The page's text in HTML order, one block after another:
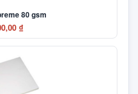
80 gsm
₫